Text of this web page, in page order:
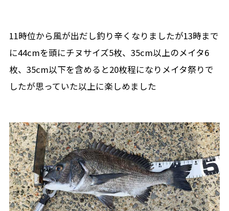
11時位から風が出だし釣り辛くなりましたが13時まで
に44cmを頭にチヌサイズ5枚、35cm以上のメイタ6
枚、35cm以下を含めると20枚程になりメイタ祭りで
したが思っていた以上に楽しめました